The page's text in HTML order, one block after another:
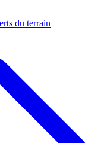
du terrain